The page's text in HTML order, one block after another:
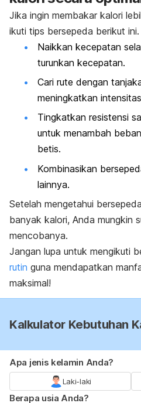
Jika ingin membakar kalori
ikuti tips bersepeda berikut ini.
Naikkan kecepatan
turunkan kecepatan.
Cari rute dengan
meningkatkan
Tingkatkan resistensi
untuk menambah
betis.
Kombinasikan
lainnya.
Setelah mengetahui
banyak kalori, Anda mungkin
mencobanya.
Jangan lupa untuk mengikuti
rutin guna mendapatkan
maksimal!
Kalkulator Kebutuhan
Apa jenis kelamin Anda?
Laki-laki
Berapa usia Anda?